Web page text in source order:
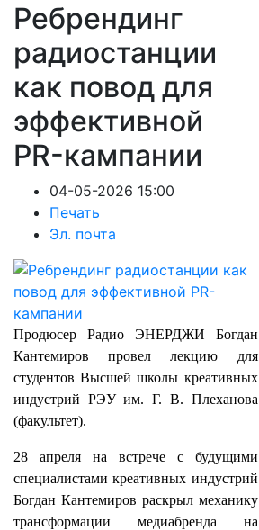
Ребрендинг
радиостанции
как повод для
эффективной
PR-кампании
04-05-2026 15:00
Печать
Эл. почта
Продюсер Радио ЭНЕРДЖИ Богдан
Кантемиров провел лекцию для
студентов Высшей школы креативных
индустрий РЭУ им. Г. В. Плеханова
(факультет).
28 апреля на встрече с будущими
специалистами креативных индустрий
Богдан Кантемиров раскрыл механику
трансформации медиабренда на